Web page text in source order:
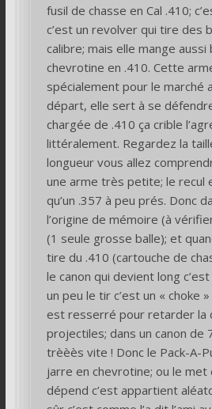
fusil de chasse en Cal .410;
c’est un revolver qui tire des
calibre; mais elle mange aussi
chevrotine en .410. Cette
spécialement pour le marché
départ, elle sert à se
chargée de .410 ça crible
littéralement. Regardez la
longueur vous allez
une arme très petite; le recul
qu’un .357 à peu prés. Donc
l’origine de mémoire (à
(1 seule grosse balle); et
tire du .410 (cartouche de
le canon qui devient long
un peu le tir c’est un « choke
est resserré pour retarder la
projectiles; dans un canon de
trèèès vite ! Donc le Pack-A-
jarre en chevrotine; ou le met
dépend c’est appartient